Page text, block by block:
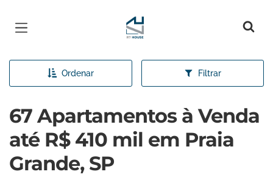
Página inicial
Ordenar Filtrar
67 Apartamentos à Venda
até R$ 410 mil em Praia
Grande, SP